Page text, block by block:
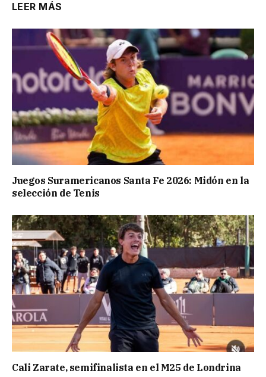
LEER MÁS
Juegos Suramericanos Santa Fe 2026: Midón en la
selección de Tenis
Cali Zarate, semifinalista en el M25 de Londrina